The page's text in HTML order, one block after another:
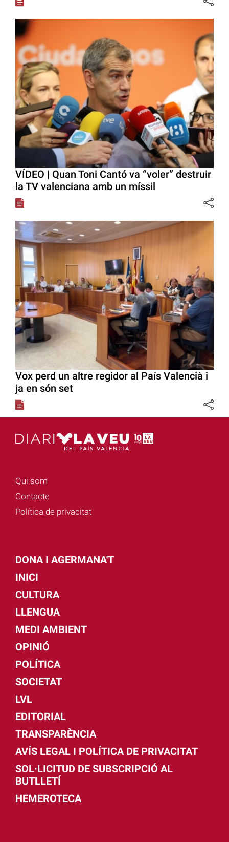
VÍDEO | Quan Toni Cantó va “voler” destruir
la TV valenciana amb un míssil
Vox perd un altre regidor al País Valencià i
ja en són set
Qui som
Contacte
Política de privacitat
DONA I AGERMANA'T
INICI
CULTURA
LLENGUA
MEDI AMBIENT
OPINIÓ
POLÍTICA
SOCIETAT
LVL
EDITORIAL
TRANSPARÈNCIA
AVÍS LEGAL I POLÍTICA DE PRIVACITAT
SOL·LICITUD DE SUBSCRIPCIÓ AL
BUTLLETÍ
HEMEROTECA